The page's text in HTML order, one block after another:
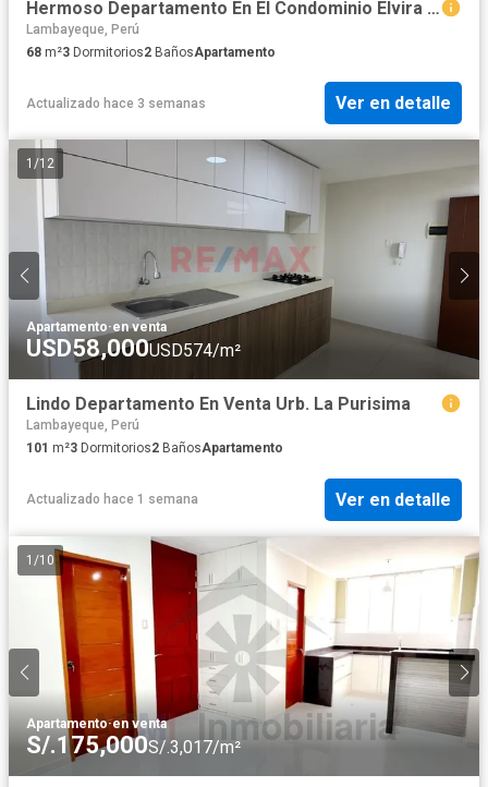
Hermoso Departamento En El Condominio Elvira García 920 Chiclayo
Lambayeque, Perú
68 m²3 Dormitorios2 BañosApartamento
Actualizado hace 3 semanas Ver en detalle
1 /12
Apartamento·en venta
USD58,000USD574/m²
Lindo Departamento En Venta Urb. La Purisima
Lambayeque, Perú
101 m²3 Dormitorios2 BañosApartamento
Actualizado hace 1 semana Ver en detalle
1 /10
Apartamento·en venta
S/.175,000S/.3,017/m²